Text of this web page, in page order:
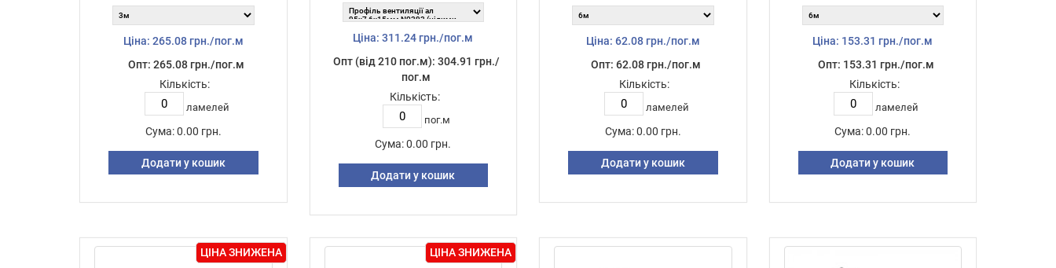
Ціна: 265.08 грн./пог.м
Опт: 265.08 грн./пог.м
Кількість:
ламелей
Сума: 0.00 грн.
Додати у кошик
Ціна: 311.24 грн./пог.м
Опт (від 210 пог.м): 304.91 грн./
пог.м
Кількість:
пог.м
Сума: 0.00 грн.
Додати у кошик
Ціна: 62.08 грн./пог.м
Опт: 62.08 грн./пог.м
Кількість:
ламелей
Сума: 0.00 грн.
Додати у кошик
Ціна: 153.31 грн./пог.м
Опт: 153.31 грн./пог.м
Кількість:
ламелей
Сума: 0.00 грн.
Додати у кошик
ЦІНА ЗНИЖЕНА ЦІНА ЗНИЖЕНА